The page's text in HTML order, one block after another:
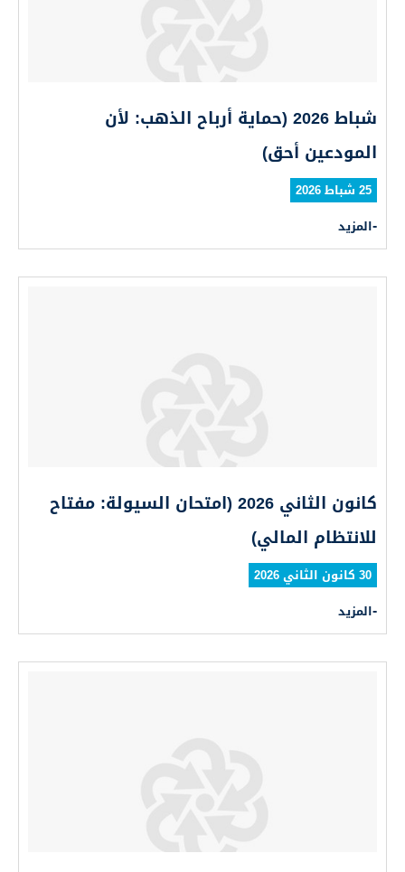
شباط 2026 (حماية أرباح الذهب: لأن
المودعين أحق)
25 شباط 2026
المزيد
كانون الثاني 2026 (امتحان السيولة: مفتاح
للانتظام المالي)
30 كانون الثاني 2026
المزيد